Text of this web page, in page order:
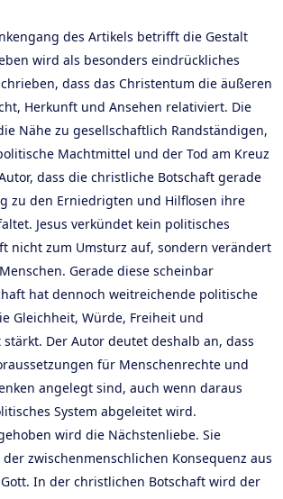
des Artikels betrifft die Gestalt
wird als besonders eindrückliches
dass das Christentum die äußeren
Herkunft und Ansehen relativiert. Die
Nähe zu gesellschaftlich Randständigen,
Machtmittel und der Tod am Kreuz
dass die christliche Botschaft gerade
zu den Erniedrigten und Hilflosen ihre
Jesus verkündet kein politisches
nicht zum Umsturz auf, sondern verändert
Gerade diese scheinbar
hat dennoch weitreichende politische
Gleichheit, Würde, Freiheit und
Der Autor deutet deshalb an, dass
für Menschenrechte und
angelegt sind, auch wenn daraus
System abgeleitet wird.
wird die Nächstenliebe. Sie
zwischenmenschlichen Konsequenz aus
In der christlichen Botschaft wird der